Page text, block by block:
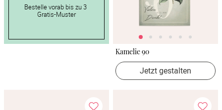
Bestelle vorab bis zu 3
Gratis-Muster
Kamelie 90
Jetzt gestalten